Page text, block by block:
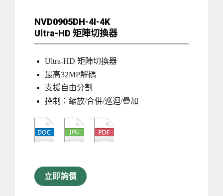
NVD0905DH-4I-4K
Ultra-HD 矩陣切換器
Ultra-HD 矩陣切換器
最高32MP解碼
支援自由分割
控制：縮放/合併/巡迴/疊加
立即詢價